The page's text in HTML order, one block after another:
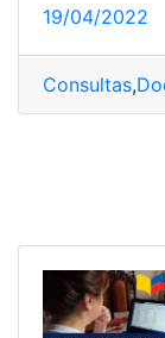
19/04/2022
Consultas,